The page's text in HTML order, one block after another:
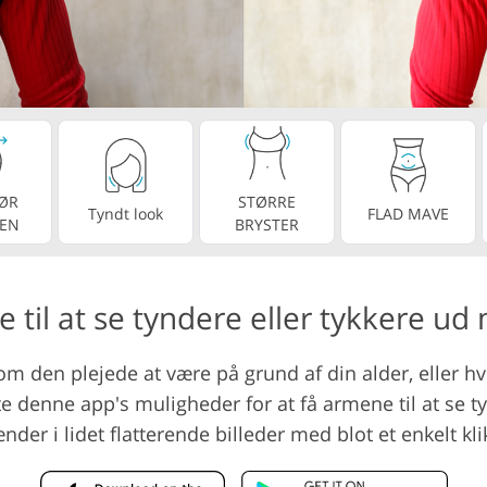
af smykker
Tyndt look
STØRRE
BRYSTER
FLAD MAVE
til at se tyndere eller tykkere ud
den plejede at være på grund af din alder, eller
denne app's muligheder for at få armene til at se
i lidet flatterende billeder med blot et enkelt